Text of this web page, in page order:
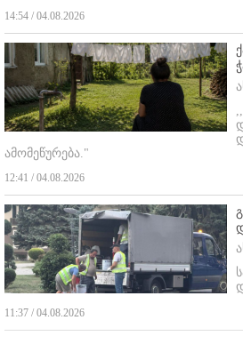
14:54 / 04.08.2026
ამომეწურება."
12:41 / 04.08.2026
11:37 / 04.08.2026